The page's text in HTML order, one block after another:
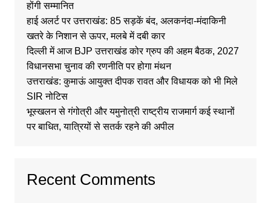
होंगी सम्मानित
हाई अलर्ट पर उत्तराखंड: 85 सड़कें बंद, अलकनंदा-मंदाकिनी
खतरे के निशान से ऊपर, मलबे में दबी कार
दिल्ली में आज BJP उत्तराखंड कोर ग्रुप की अहम बैठक, 2027
विधानसभा चुनाव की रणनीति पर होगा मंथन
उत्तराखंड: कुमाऊं आयुक्त दीपक रावत और विधायक को भी मिले
SIR नोटिस
भूस्खलन से गंगोत्री और यमुनोत्री राष्ट्रीय राजमार्ग कई स्थानों
पर बाधित, यात्रियों से सतर्क रहने की अपील
Recent Comments